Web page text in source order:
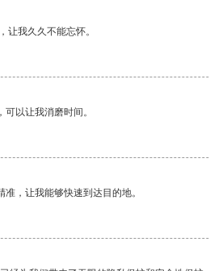
让我久久不能忘怀。
以让我消磨时间。
，让我能够快速到达目的地。